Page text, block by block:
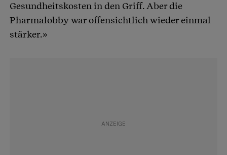
Gesundheitskosten in den Griff. Aber die
Pharmalobby war offensichtlich wieder einmal
stärker.»